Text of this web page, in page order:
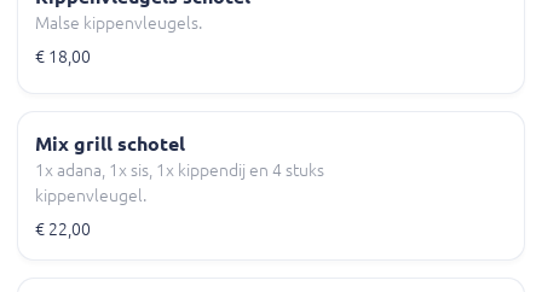
Malse kippenvleugels.
€ 18,00
Mix grill schotel
1x adana, 1x sis, 1x kippendij en 4 stuks
kippenvleugel.
€ 22,00